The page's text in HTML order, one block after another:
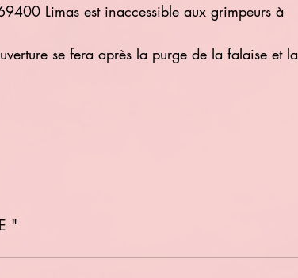
Limas est inaccessible aux grimpeurs à
se fera après la purge de la falaise et la
"